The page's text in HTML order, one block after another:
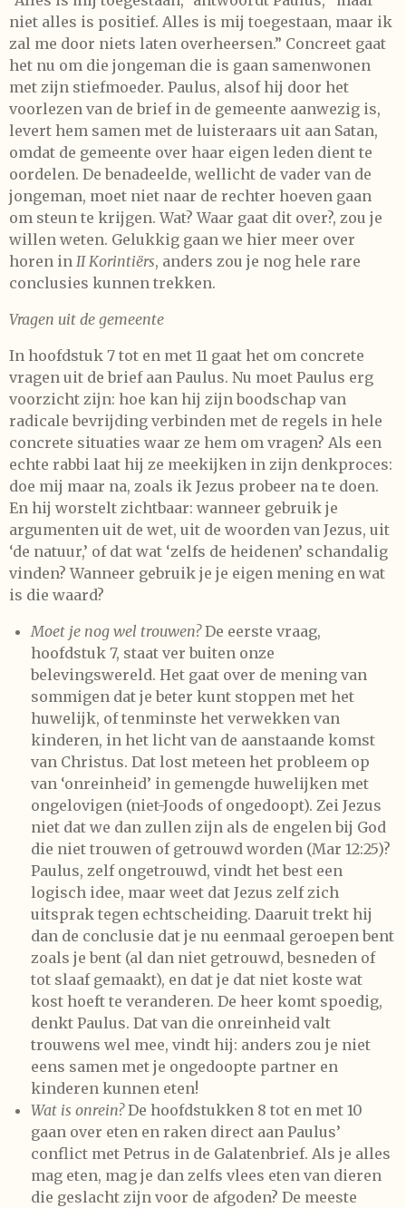
niet alles is positief. Alles is mij toegestaan, maar ik
zal me door niets laten overheersen.” Concreet gaat
het nu om die jongeman die is gaan samenwonen
met zijn stiefmoeder. Paulus, alsof hij door het
voorlezen van de brief in de gemeente aanwezig is,
levert hem samen met de luisteraars uit aan Satan,
omdat de gemeente over haar eigen leden dient te
oordelen. De benadeelde, wellicht de vader van de
jongeman, moet niet naar de rechter hoeven gaan
om steun te krijgen. Wat? Waar gaat dit over?, zou je
willen weten. Gelukkig gaan we hier meer over
horen in II Korintiërs, anders zou je nog hele rare
conclusies kunnen trekken.
Vragen uit de gemeente
In hoofdstuk 7 tot en met 11 gaat het om concrete
vragen uit de brief aan Paulus. Nu moet Paulus erg
voorzicht zijn: hoe kan hij zijn boodschap van
radicale bevrijding verbinden met de regels in hele
concrete situaties waar ze hem om vragen? Als een
echte rabbi laat hij ze meekijken in zijn denkproces:
doe mij maar na, zoals ik Jezus probeer na te doen.
En hij worstelt zichtbaar: wanneer gebruik je
argumenten uit de wet, uit de woorden van Jezus, uit
‘de natuur,’ of dat wat ‘zelfs de heidenen’ schandalig
vinden? Wanneer gebruik je je eigen mening en wat
is die waard?
Moet je nog wel trouwen?De eerste vraag,
hoofdstuk 7, staat ver buiten onze
belevingswereld. Het gaat over de mening van
sommigen dat je beter kunt stoppen met het
huwelijk, of tenminste het verwekken van
kinderen, in het licht van de aanstaande komst
van Christus. Dat lost meteen het probleem op
van ‘onreinheid’ in gemengde huwelijken met
ongelovigen (niet-Joods of ongedoopt). Zei Jezus
niet dat we dan zullen zijn als de engelen bij God
die niet trouwen of getrouwd worden (Mar 12:25)?
Paulus, zelf ongetrouwd, vindt het best een
logisch idee, maar weet dat Jezus zelf zich
uitsprak tegen echtscheiding. Daaruit trekt hij
dan de conclusie dat je nu eenmaal geroepen bent
zoals je bent (al dan niet getrouwd, besneden of
tot slaaf gemaakt), en dat je dat niet koste wat
kost hoeft te veranderen. De heer komt spoedig,
denkt Paulus. Dat van die onreinheid valt
trouwens wel mee, vindt hij: anders zou je niet
eens samen met je ongedoopte partner en
kinderen kunnen eten!
Wat is onrein?De hoofdstukken 8 tot en met 10
gaan over eten en raken direct aan Paulus’
conflict met Petrus in de Galatenbrief. Als je alles
mag eten, mag je dan zelfs vlees eten van dieren
die geslacht zijn voor de afgoden? De meeste